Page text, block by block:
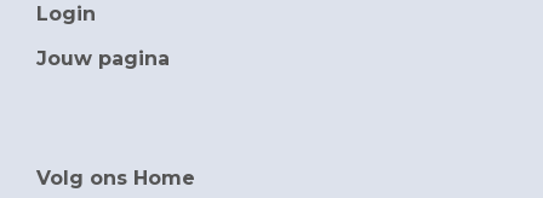
Login
Jouw pagina
Volg ons Home